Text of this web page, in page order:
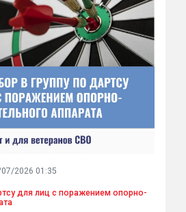
2026 01:35
для лиц с поражением опорно-